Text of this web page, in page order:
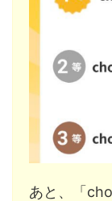
あと、「